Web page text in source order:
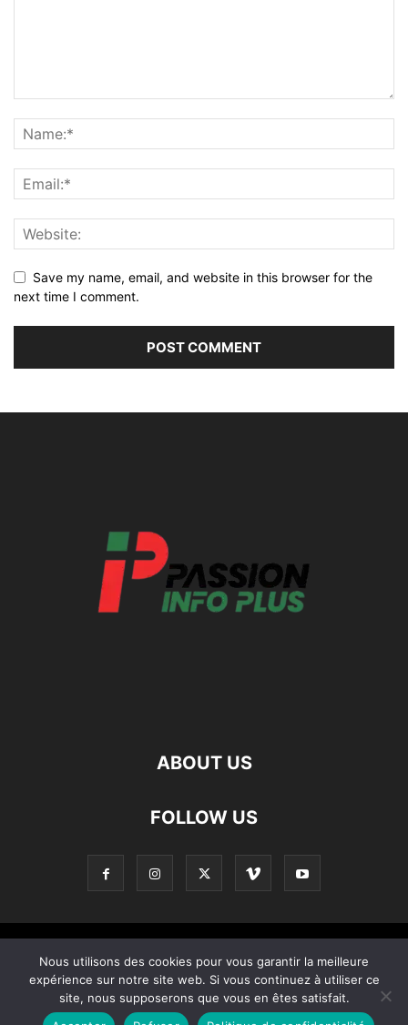
Save my name, email, and website in this browser for the
next time I comment.
ABOUT US
FOLLOW US
Home
Nous utilisons des cookies pour vous garantir la meilleure
expérience sur notre site web. Si vous continuez à utiliser ce
site, nous supposerons que vous en êtes satisfait.